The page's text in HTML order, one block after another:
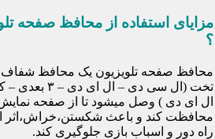
مزایای استفاده از محافظ صفحه
؟
محافظ صفحه تلویزیون یک محافظ شفاف
تخت (ال سی دی
ال ای دی ) وصل میشود تا از صفحه نمایش
محافظت کند و باعث شکستن،خراش،اثر
راه دور و اسباب بازی جلوگیری کند.